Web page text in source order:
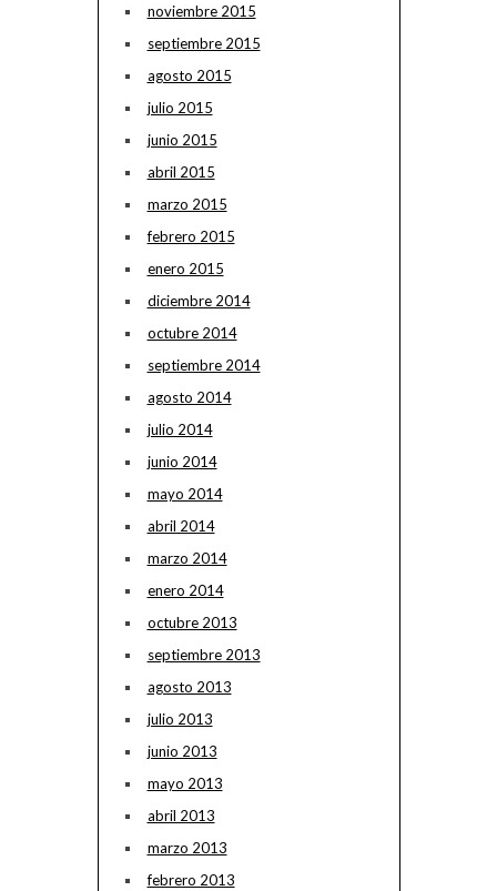
noviembre 2015
septiembre 2015
agosto 2015
julio 2015
junio 2015
abril 2015
marzo 2015
febrero 2015
enero 2015
diciembre 2014
octubre 2014
septiembre 2014
agosto 2014
julio 2014
junio 2014
mayo 2014
abril 2014
marzo 2014
enero 2014
octubre 2013
septiembre 2013
agosto 2013
julio 2013
junio 2013
mayo 2013
abril 2013
marzo 2013
febrero 2013